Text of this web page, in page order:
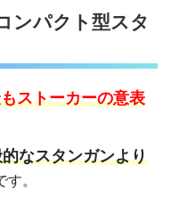
ンパクト型スタ
ストーカーの意表
なスタンガンより
す。